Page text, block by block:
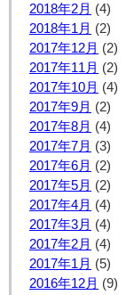
2018年2月 (4)
2018年1月 (2)
2017年12月 (2)
2017年11月 (2)
2017年10月 (4)
2017年9月 (2)
2017年8月 (4)
2017年7月 (3)
2017年6月 (2)
2017年5月 (2)
2017年4月 (4)
2017年3月 (4)
2017年2月 (4)
2017年1月 (5)
2016年12月 (9)